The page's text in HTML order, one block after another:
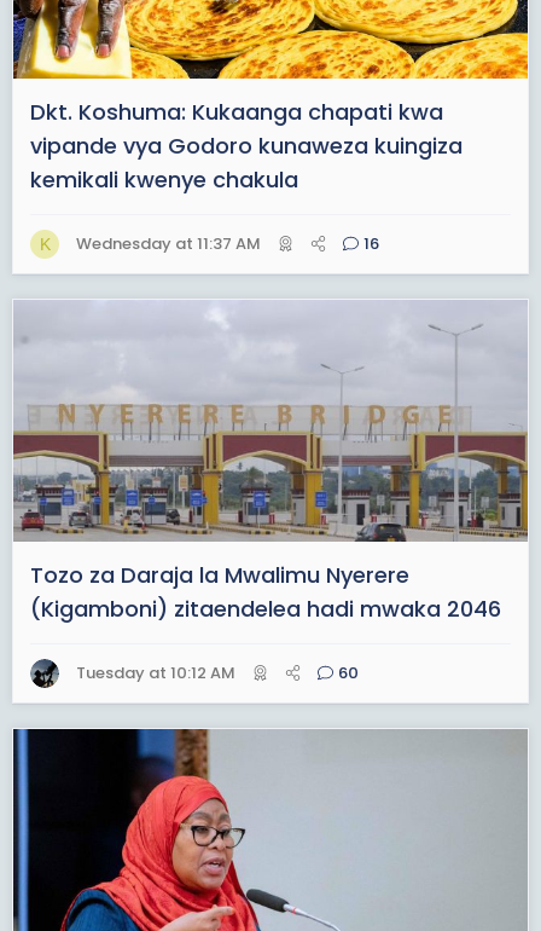
Dkt. Koshuma: Kukaanga chapati kwa
vipande vya Godoro kunaweza kuingiza
kemikali kwenye chakula
K Wednesday at 11:37 AM 16
Tozo za Daraja la Mwalimu Nyerere
(Kigamboni) zitaendelea hadi mwaka 2046
Tuesday at 10:12 AM 60